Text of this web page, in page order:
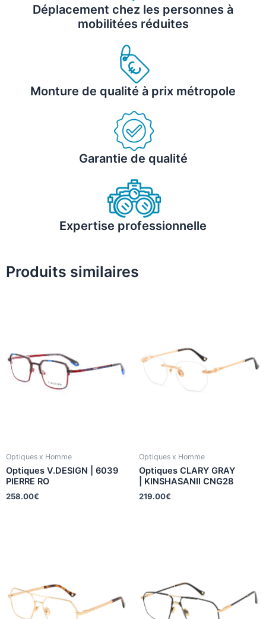
Déplacement chez les personnes à
mobilitées réduites
Monture de qualité à prix métropole
Garantie de qualité
Expertise professionnelle
Produits similaires
Optiques x Homme
Optiques V.DESIGN | 6039
PIERRE RO
258.00€
Optiques x Homme
Optiques CLARY GRAY
| KINSHASANII CNG28
219.00€